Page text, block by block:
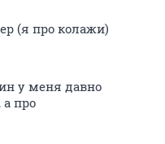
(я про колажи)
у меня давно
а про